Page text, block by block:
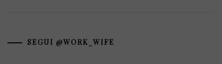
SEGUI @WORK_WIFE